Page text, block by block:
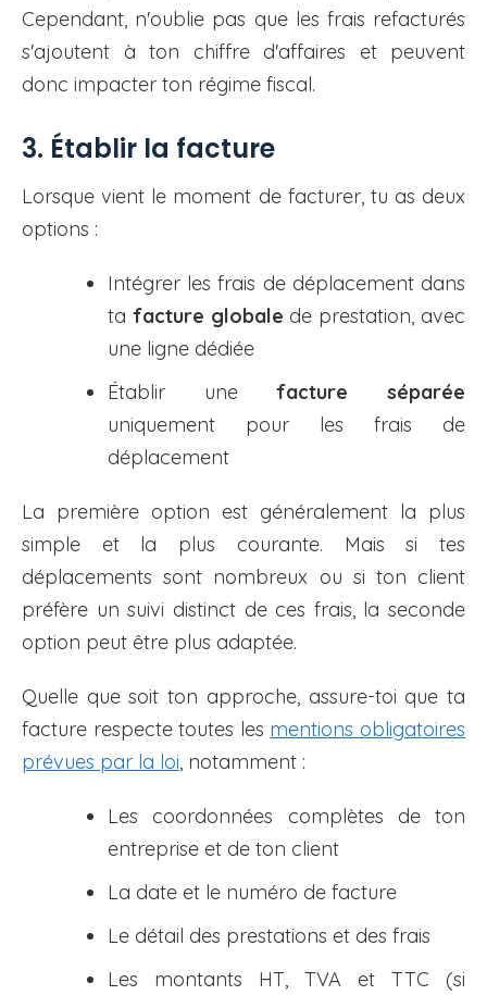
Cependant, n'oublie pas que les frais refacturés
s'ajoutent à ton chiffre d'affaires et peuvent
donc impacter ton régime fiscal.
3. Établir la facture
Lorsque vient le moment de facturer, tu as deux
options :
Intégrer les frais de déplacement dans
ta facture globale de prestation, avec
une ligne dédiée
Établir unefacture séparée
uniquement pour les frais de
déplacement
La première option est généralement la plus
simple et la plus courante. Mais si tes
déplacements sont nombreux ou si ton client
préfère un suivi distinct de ces frais, la seconde
option peut être plus adaptée.
Quelle que soit ton approche, assure-toi que ta
facture respecte toutes les mentions obligatoires
prévues par la loi, notamment :
Les coordonnées complètes de ton
entreprise et de ton client
La date et le numéro de facture
Le détail des prestations et des frais
Les montants HT, TVA et TTC (si